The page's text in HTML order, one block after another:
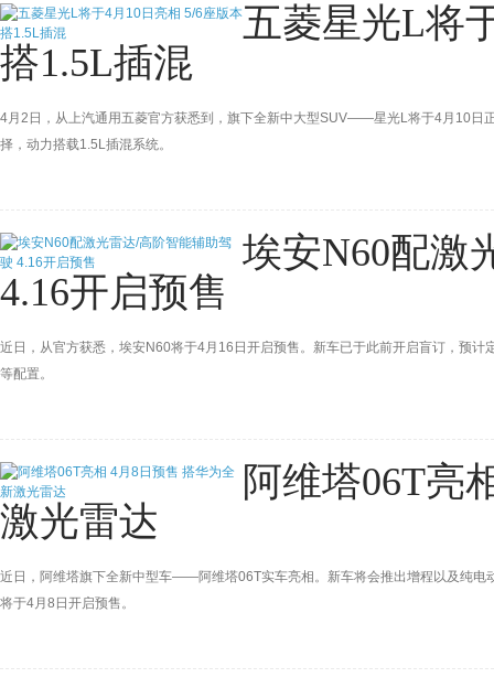
五菱星光L将
搭1.5L插混
4月2日，从上汽通用五菱官方获悉到，旗下全新中大型SUV——星光L将于4月10日
择，动力搭载1.5L插混系统。
埃安N60配激
4.16开启预售
近日，从官方获悉，埃安N60将于4月16日开启预售。新车已于此前开启盲订，预
等配置。
阿维塔06T亮
激光雷达
近日，阿维塔旗下全新中型车——阿维塔06T实车亮相。新车将会推出增程以及纯
将于4月8日开启预售。